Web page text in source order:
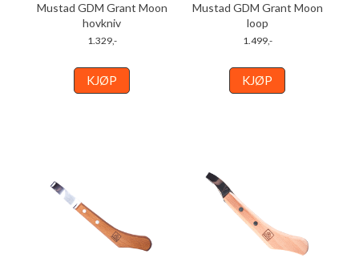
Mustad GDM Grant Moon
hovkniv
1.329,-
KJØP
Mustad GDM Grant Moon
loop
1.499,-
KJØP